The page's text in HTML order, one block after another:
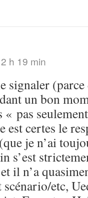
h 19 min
signaler
un bon
« pas
est certes le
je n’ai
s’est
il n’a
etc,